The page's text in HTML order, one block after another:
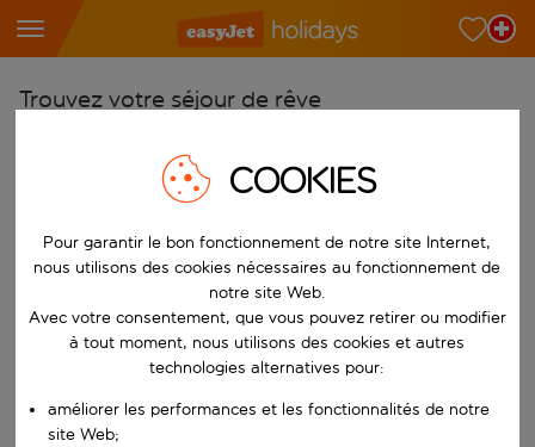
Trouvez votre séjour de rêve
Choisissez votre aéroport
Choisissez votre destination
Vers
Choisissez vos dates
Quand
COOKIES
Pour garantir le bon fonctionnement de notre site Internet,
nous utilisons des cookies nécessaires au fonctionnement de
notre site Web.
Avec votre consentement, que vous pouvez retirer ou modifier
à tout moment, nous utilisons des cookies et autres
technologies alternatives pour:
améliorer les performances et les fonctionnalités de notre
site Web;